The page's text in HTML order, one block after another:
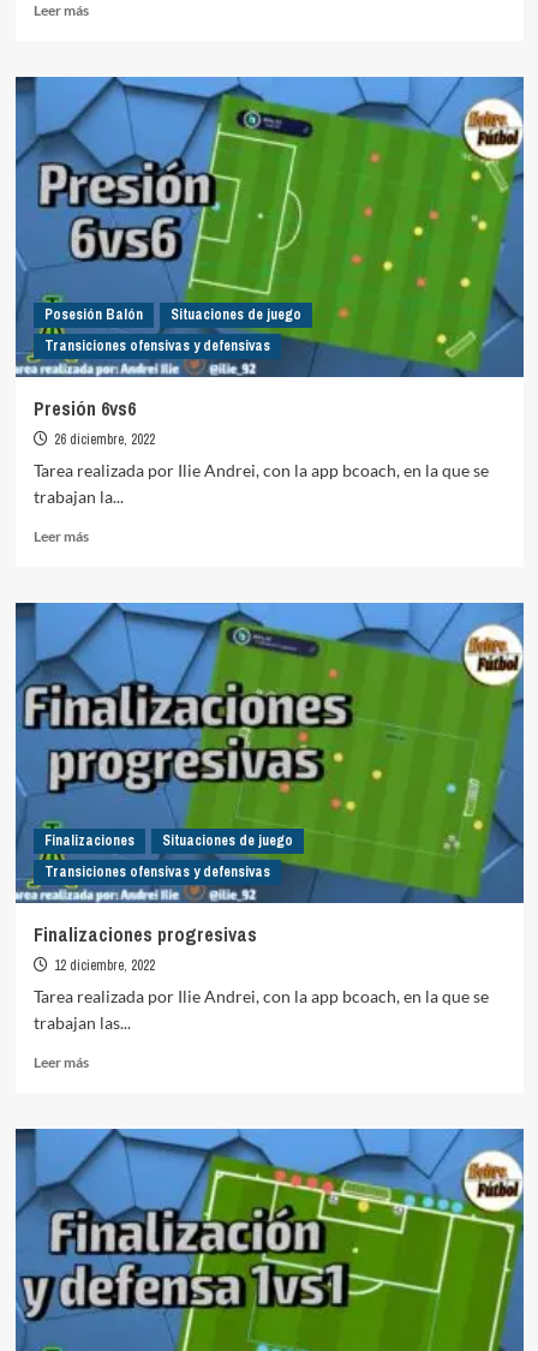
Leer másLeer
Defensa
organizada
Posesión Balón
Situaciones de juego
Transiciones ofensivas y defensivas
Presión 6vs6
26 diciembre, 2022
Tarea realizada por Ilie Andrei, con la app bcoach, en la que se
trabajan la...
Leer másLeer
Presión
6vs6
Finalizaciones
Situaciones de juego
Transiciones ofensivas y defensivas
Finalizaciones progresivas
12 diciembre, 2022
Tarea realizada por Ilie Andrei, con la app bcoach, en la que se
trabajan las...
Leer másLeer
Finalizaciones
progresivas